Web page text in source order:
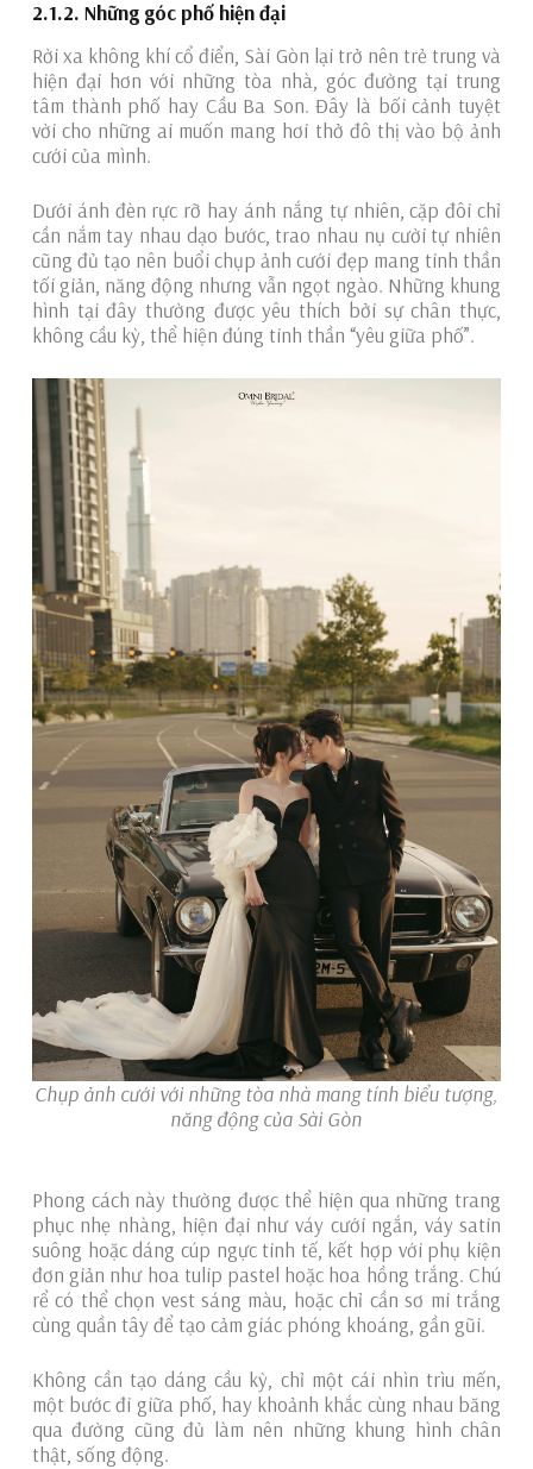
2.1.2. Những góc phố hiện đại
Rời xa không khí cổ điển, Sài Gòn lại trở nên trẻ trung và
hiện đại hơn với những tòa nhà, góc đường tại trung
tâm thành phố hay Cầu Ba Son. Đây là bối cảnh tuyệt
vời cho những ai muốn mang hơi thở đô thị vào bộ ảnh
cưới của mình.
Dưới ánh đèn rực rỡ hay ánh nắng tự nhiên, cặp đôi chỉ
cần nắm tay nhau dạo bước, trao nhau nụ cười tự nhiên
cũng đủ tạo nên buổi chụp ảnh cưới đẹp mang tinh thần
tối giản, năng động nhưng vẫn ngọt ngào. Những khung
hình tại đây thường được yêu thích bởi sự chân thực,
không cầu kỳ, thể hiện đúng tinh thần “yêu giữa phố”.
Chụp ảnh cưới với những tòa nhà mang tính biểu tượng,
năng động của Sài Gòn
Phong cách này thường được thể hiện qua những trang
phục nhẹ nhàng, hiện đại như váy cưới ngắn, váy satin
suông hoặc dáng cúp ngực tinh tế, kết hợp với phụ kiện
đơn giản như hoa tulip pastel hoặc hoa hồng trắng. Chú
rể có thể chọn vest sáng màu, hoặc chỉ cần sơ mi trắng
cùng quần tây để tạo cảm giác phóng khoáng, gần gũi.
Không cần tạo dáng cầu kỳ, chỉ một cái nhìn trìu mến,
một bước đi giữa phố, hay khoảnh khắc cùng nhau băng
qua đường cũng đủ làm nên những khung hình chân
thật, sống động.